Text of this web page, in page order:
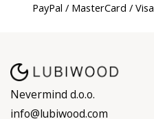
PayPal / MasterCard / Visa
Nevermind d.o.o.
info@lubiwood.com